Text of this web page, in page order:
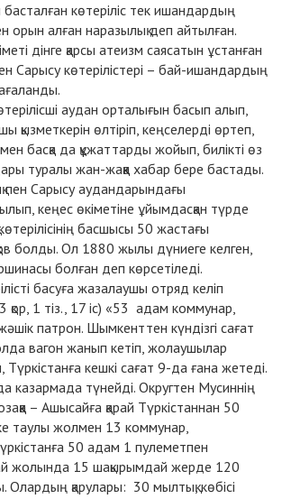
көтеріліс тек ишандардың
алған наразылық деп айтылған.
дінге қарсы атеизм саясатын ұстанған
Сарысу көтерілістері – бай-ишандардың
аудан орталығын басып алып,
қызметкерін өлтіріп, кеңселерді өртеп,
басқа да құжаттарды жойып, билікті өз
туралы жан-жаққа хабар бере бастады.
пен Сарысу аудандарындағы
кеңес өкіметіне ұйымдасқан түрде
басшысы 50 жастағы
болды. Ол 1880 жылы дүниеге келген,
болған деп көрсетіледі.
басуға жазалаушы отряд келіп
1 тіз., 17 іс) «53 адам коммунар,
патрон. Шымкенттен күндізгі сағат
вагон жанып кетіп, жолаушылар
кешкі сағат 9-да ғана жетеді.
казармада түнейді. Округтен Мусиннің
– Ашысайға қарай Түркістаннан 50
таулы жолмен 13 коммунар,
50 адам 1 пулеметпен
жолында 15 шақырымдай жерде 120
Олардың қарулары: 30 мылтық, көбісі